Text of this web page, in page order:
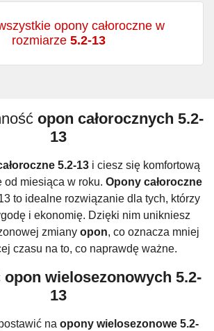
opony całoroczne w
rozmiarze 5.2-13
opon całorocznych 5.2-
13
5.2-13 i ciesz się komfortową
od miesiąca w roku. Opony całoroczne
to idealne rozwiązanie dla tych, którzy
i ekonomię. Dzięki nim unikniesz
zmiany opon, co oznacza mniej
czasu na to, co naprawdę ważne.
opon wielosezonowych 5.2-
13
na opony wielosezonowe 5.2-